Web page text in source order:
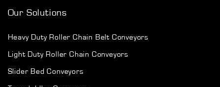
Our Solutions
Heavy Duty Roller Chain Belt Conveyors
Light Duty Roller Chain Conveyors
Slider Bed Conveyors